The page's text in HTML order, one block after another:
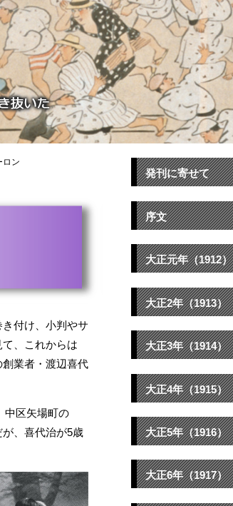
ン
付け、小判やサ
、これからは
創業者・渡辺喜代
中区矢場町の
、喜代治が5歳
発刊に寄せて
序文
大正元年（1912）
大正2年（1913）
大正3年（1914）
大正4年（1915）
大正5年（1916）
大正6年（1917）